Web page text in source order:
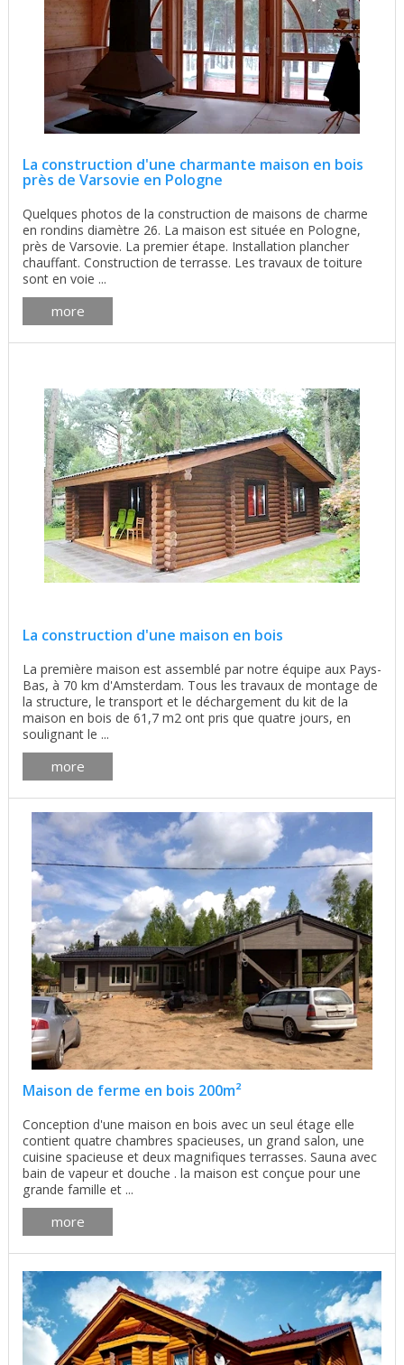
La construction d'une charmante maison en bois
près de Varsovie en Pologne
Quelques photos de la construction de maisons de charme
en rondins diamètre 26. La maison est située en Pologne,
près de Varsovie. La premier étape. Installation plancher
chauffant. Construction de terrasse. Les travaux de toiture
sont en voie ...
more
La construction d'une maison en bois
La première maison est assemblé par notre équipe aux Pays-
Bas, à 70 km d'Amsterdam. Tous les travaux de montage de
la structure, le transport et le déchargement du kit de la
maison en bois de 61,7 m2 ont pris que quatre jours, en
soulignant le ...
more
Maison de ferme en bois 200m²
Conception d'une maison en bois avec un seul étage elle
contient quatre chambres spacieuses, un grand salon, une
cuisine spacieuse et deux magnifiques terrasses. Sauna avec
bain de vapeur et douche . la maison est conçue pour une
grande famille et ...
more